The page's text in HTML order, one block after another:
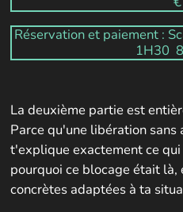
Réservation et paiement :
1H30
La deuxième partie est
Parce qu'une libération sans
t'explique exactement ce
pourquoi ce blocage était
concrètes adaptées à ta